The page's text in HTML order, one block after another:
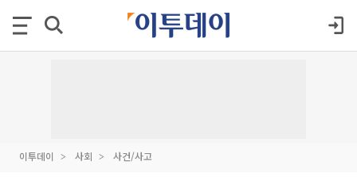
이투데이 사회 사건/사고